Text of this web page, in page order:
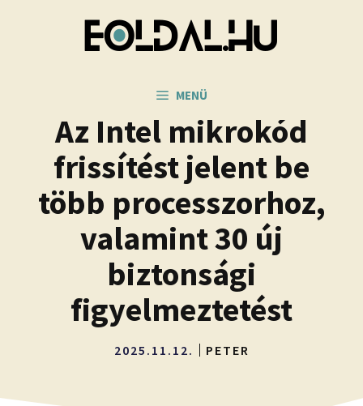
MENÜ
Az Intel mikrokód
frissítést jelent be
több processzorhoz,
valamint 30 új
biztonsági
figyelmeztetést
2025.11.12. PETER